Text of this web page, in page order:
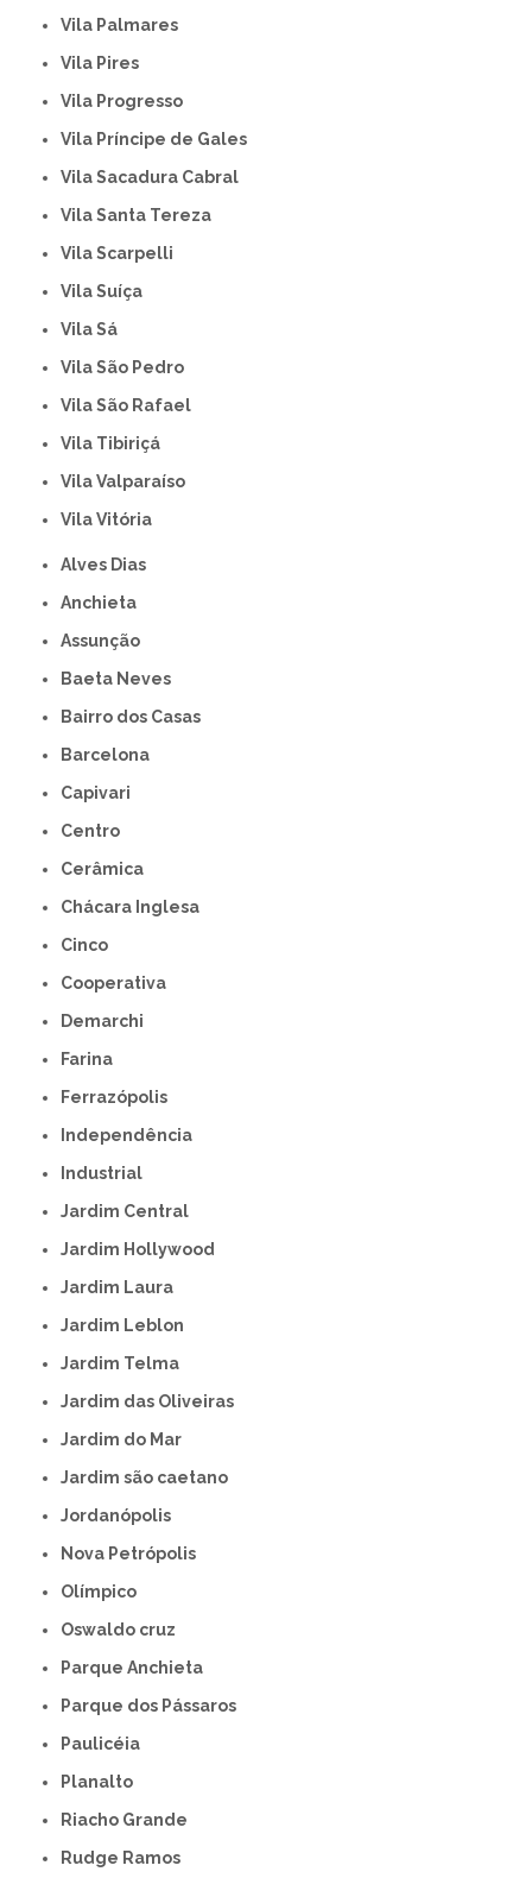
Vila Palmares
Vila Pires
Vila Progresso
Vila Príncipe de Gales
Vila Sacadura Cabral
Vila Santa Tereza
Vila Scarpelli
Vila Suíça
Vila Sá
Vila São Pedro
Vila São Rafael
Vila Tibiriçá
Vila Valparaíso
Vila Vitória
Alves Dias
Anchieta
Assunção
Baeta Neves
Bairro dos Casas
Barcelona
Capivari
Centro
Cerâmica
Chácara Inglesa
Cinco
Cooperativa
Demarchi
Farina
Ferrazópolis
Independência
Industrial
Jardim Central
Jardim Hollywood
Jardim Laura
Jardim Leblon
Jardim Telma
Jardim das Oliveiras
Jardim do Mar
Jardim são caetano
Jordanópolis
Nova Petrópolis
Olímpico
Oswaldo cruz
Parque Anchieta
Parque dos Pássaros
Paulicéia
Planalto
Riacho Grande
Rudge Ramos